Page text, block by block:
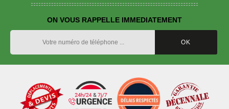
ON VOUS RAPPELLE IMMEDIATEMENT